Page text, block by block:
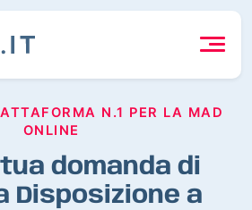
N.1 PER LA MAD
ONLINE
domanda di
Disposizione a